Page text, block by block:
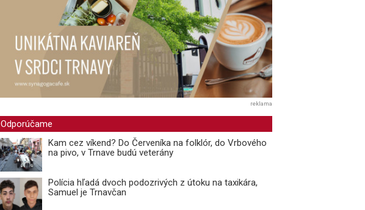
reklama
Odporúčame
Kam cez víkend? Do Červeníka na folklór, do Vrbového
na pivo, v Trnave budú veterány
Polícia hľadá dvoch podozrivých z útoku na taxikára,
Samuel je Trnavčan